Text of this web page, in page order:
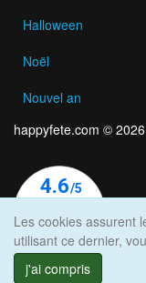
Halloween
Noël
Nouvel an
happyfete.com © 2026
Les cookies assurent
utilisant ce dernier,
j'ai compris